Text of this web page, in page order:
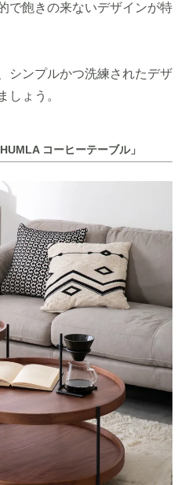
で飽きの来ないデザインが特
シンプルかつ洗練されたデザ
しょう。
コーヒーテーブル」